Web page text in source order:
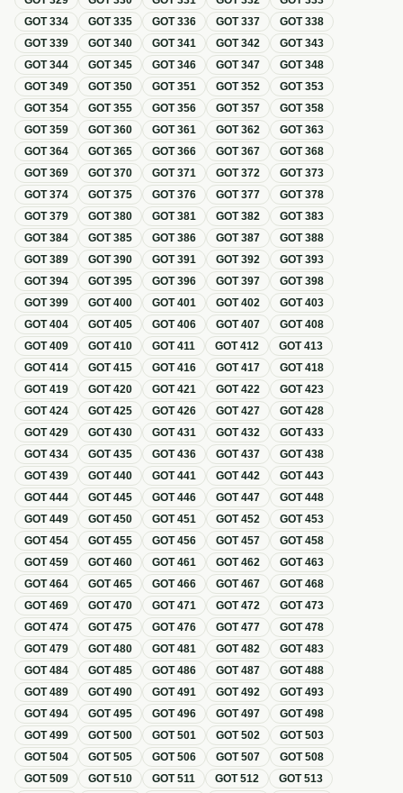
GOT334 GOT335 GOT336 GOT337 GOT338
GOT339 GOT340 GOT341 GOT342 GOT343
GOT344 GOT345 GOT346 GOT347 GOT348
GOT349 GOT350 GOT351 GOT352 GOT353
GOT354 GOT355 GOT356 GOT357 GOT358
GOT359 GOT360 GOT361 GOT362 GOT363
GOT364 GOT365 GOT366 GOT367 GOT368
GOT369 GOT370 GOT371 GOT372 GOT373
GOT374 GOT375 GOT376 GOT377 GOT378
GOT379 GOT380 GOT381 GOT382 GOT383
GOT384 GOT385 GOT386 GOT387 GOT388
GOT389 GOT390 GOT391 GOT392 GOT393
GOT394 GOT395 GOT396 GOT397 GOT398
GOT399 GOT400 GOT401 GOT402 GOT403
GOT404 GOT405 GOT406 GOT407 GOT408
GOT409 GOT410 GOT411 GOT412 GOT413
GOT414 GOT415 GOT416 GOT417 GOT418
GOT419 GOT420 GOT421 GOT422 GOT423
GOT424 GOT425 GOT426 GOT427 GOT428
GOT429 GOT430 GOT431 GOT432 GOT433
GOT434 GOT435 GOT436 GOT437 GOT438
GOT439 GOT440 GOT441 GOT442 GOT443
GOT444 GOT445 GOT446 GOT447 GOT448
GOT449 GOT450 GOT451 GOT452 GOT453
GOT454 GOT455 GOT456 GOT457 GOT458
GOT459 GOT460 GOT461 GOT462 GOT463
GOT464 GOT465 GOT466 GOT467 GOT468
GOT469 GOT470 GOT471 GOT472 GOT473
GOT474 GOT475 GOT476 GOT477 GOT478
GOT479 GOT480 GOT481 GOT482 GOT483
GOT484 GOT485 GOT486 GOT487 GOT488
GOT489 GOT490 GOT491 GOT492 GOT493
GOT494 GOT495 GOT496 GOT497 GOT498
GOT499 GOT500 GOT501 GOT502 GOT503
GOT504 GOT505 GOT506 GOT507 GOT508
GOT509 GOT510 GOT511 GOT512 GOT513